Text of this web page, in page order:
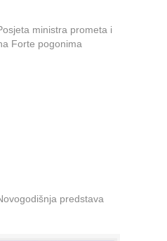
ministra prometa i
Forte pogonima
predstava